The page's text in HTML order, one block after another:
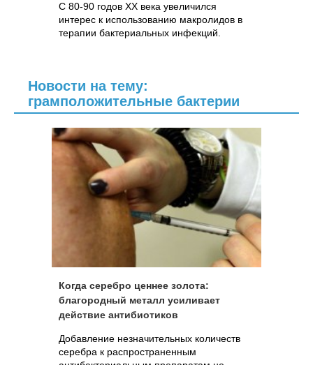
С 80-90 годов ХХ века увеличился
интерес к использованию макролидов в
терапии бактериальных инфекций.
Новости на тему:
грамположительные бактерии
Когда серебро ценнее золота:
благородный металл усиливает
действие антибиотиков
Добавление незначительных количеств
серебра к распространенным